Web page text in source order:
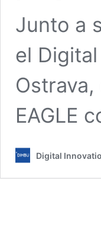
Junto a
el
EAGLE
Digital